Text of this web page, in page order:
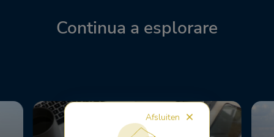
Continua a esplorare
Afsluiten